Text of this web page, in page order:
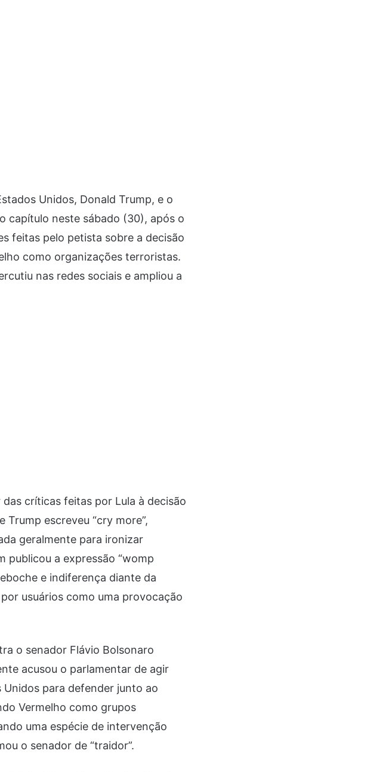
Unidos, Donald Trump, e o
capítulo neste sábado (30), após o
feitas pelo petista sobre a decisão
como organizações terroristas.
nas redes sociais e ampliou a
críticas feitas por Lula à decisão
escreveu “cry more”,
geralmente para ironizar
publicou a expressão “womp
e indiferença diante da
usuários como uma provocação
o senador Flávio Bolsonaro
acusou o parlamentar de agir
para defender junto ao
Vermelho como grupos
uma espécie de intervenção
o senador de “traidor”.